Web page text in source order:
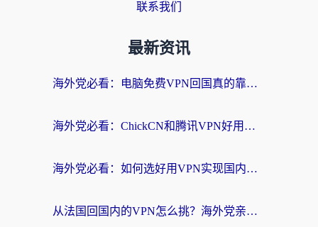
联系我们
最新资讯
海外党必看：电脑免费VPN回国真的靠谱吗？附实测对比与最优方案指南
海外党必看：ChickCN和腾讯VPN好用吗？3招选对回国加速器，告别地区限制
海外党必看：如何选好用VPN实现国内资源无缝访问？从越南到全球都适用
从法国回国内的VPN怎么挑？海外党亲测：稳定、多端、安全才是关键